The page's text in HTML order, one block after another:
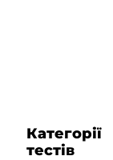
Категорії
тестів